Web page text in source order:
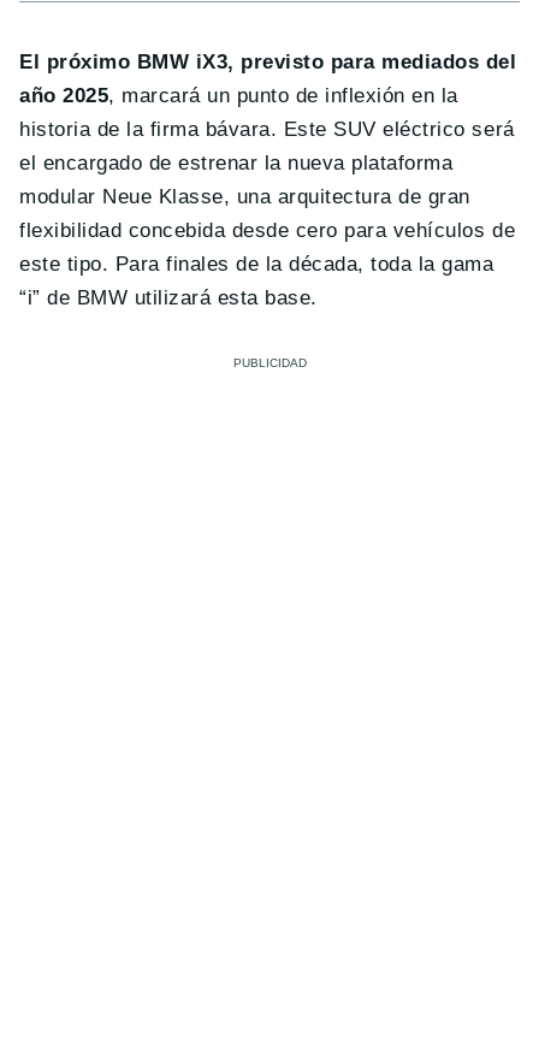
El próximo BMW iX3, previsto para mediados del
año 2025, marcará un punto de inflexión en la
historia de la firma bávara. Este SUV eléctrico será
el encargado de estrenar la nueva plataforma
modular Neue Klasse, una arquitectura de gran
flexibilidad concebida desde cero para vehículos de
este tipo. Para finales de la década, toda la gama
“i” de BMW utilizará esta base.